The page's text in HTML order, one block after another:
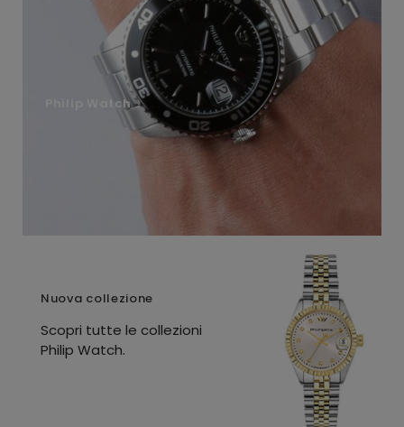
Philip Watch
Nuova collezione
Scopri tutte le collezioni
Philip Watch.